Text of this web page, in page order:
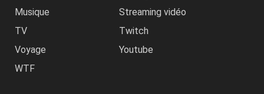
Musique
Streaming vidéo
TV
Twitch
Voyage
Youtube
WTF